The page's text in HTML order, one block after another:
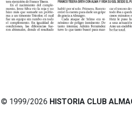
© 1999/2026 HISTORIA CLUB